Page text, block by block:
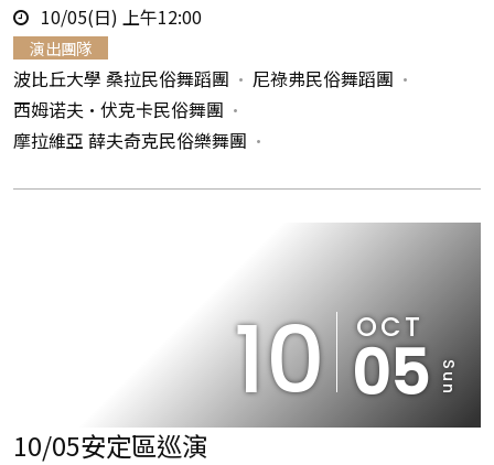
點
時
間
10/05(日) 上午12:00
演出團隊
波比丘大學 桑拉民俗舞蹈團
尼祿弗民俗舞蹈團
西姆诺夫•伏克卡民俗舞團
摩拉維亞 薛夫奇克民俗樂舞團
10 OCT
05 Sun
10/05安定區巡演